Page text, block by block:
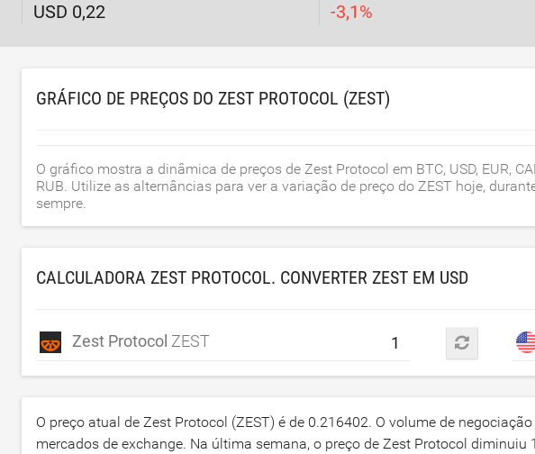
USD 0,22 -3,1 %
GRÁFICO DE PREÇOS DO ZEST PROTOCOL (ZEST)
O gráfico mostra a dinâmica de preços de Zest Protocol em BTC, USD, EUR,
RUB. Utilize as alternâncias para ver a variação de preço do ZEST hoje,
sempre.
CALCULADORA ZEST PROTOCOL. CONVERTER ZEST EM USD
Zest Protocol ZEST
O preço atual de Zest Protocol (ZEST) é de 0.216402. O volume de
mercados de exchange. Na última semana, o preço de Zest Protocol diminuiu